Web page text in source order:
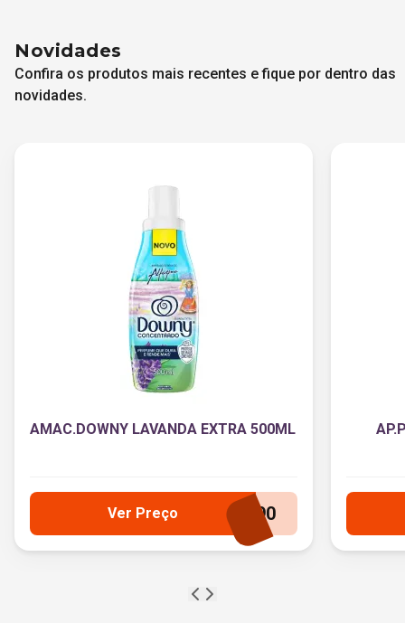
Novidades
Confira os produtos mais recentes e fique por dentro das
novidades.
AMAC.DOWNY LAVANDA EXTRA 500ML
Ver Preço 90